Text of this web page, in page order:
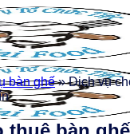
bàn ghế»Dịch vụ